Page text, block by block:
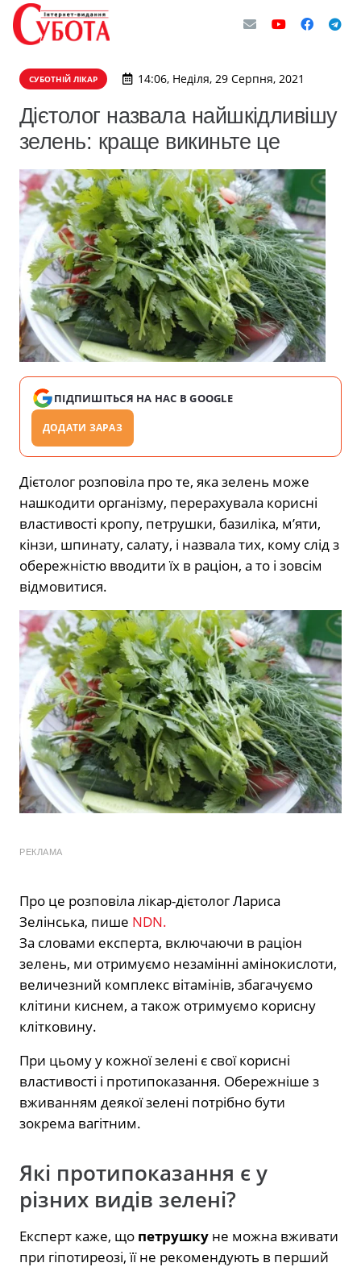
СУБОТНІЙ ЛІКАР 14:06, Неділя, 29 Серпня, 2021
Дієтолог назвала найшкідливішу
зелень: краще викиньте це
ПІДПИШІТЬСЯ НА НАС В GOOGLE
ДОДАТИ ЗАРАЗ
Дієтолог розповіла про те, яка зелень може
нашкодити організму, перерахувала корисні
властивості кропу, петрушки, базиліка, м’яти,
кінзи, шпинату, салату, і назвала тих, кому слід з
обережністю вводити їх в раціон, а то і зовсім
відмовитися.
РЕКЛАМА
Про це розповіла лікар-дієтолог Лариса
Зелінська, пише NDN.
За словами експерта, включаючи в раціон
зелень, ми отримуємо незамінні амінокислоти,
величезний комплекс вітамінів, збагачуємо
клітини киснем, а також отримуємо корисну
клітковину.
При цьому у кожної зелені є свої корисні
властивості і протипоказання. Обережніше з
вживанням деякої зелені потрібно бути
зокрема вагітним.
Які протипоказання є у
різних видів зелені?
Експерт каже, що петрушку не можна вживати
при гіпотиреозі, її не рекомендують в перший